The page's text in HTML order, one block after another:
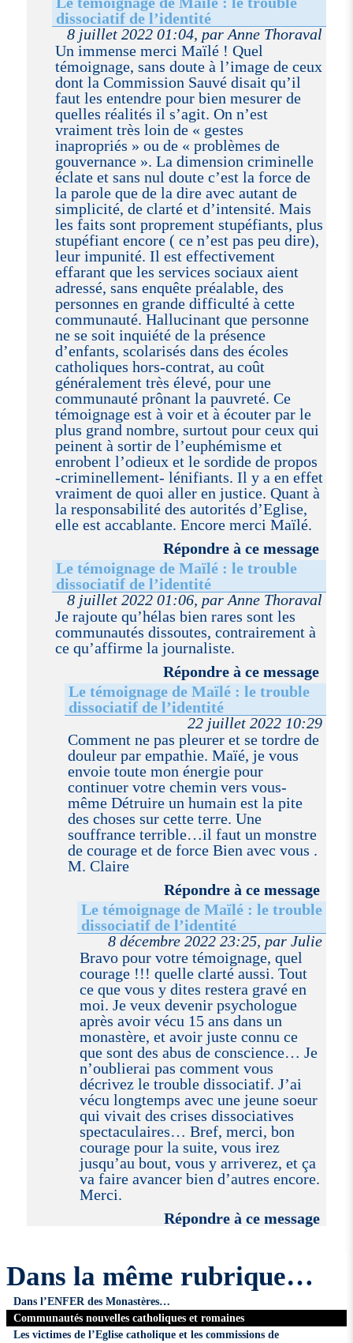
dissociatif de l’identité
8 juillet 2022 01:04, par Anne Thoraval
Un immense merci Maïlé ! Quel
témoignage, sans doute à l’image de ceux
dont la Commission Sauvé disait qu’il
faut les entendre pour bien mesurer de
quelles réalités il s’agit. On n’est
vraiment très loin de « gestes
inapropriés » ou de « problèmes de
gouvernance ». La dimension criminelle
éclate et sans nul doute c’est la force de
la parole que de la dire avec autant de
simplicité, de clarté et d’intensité. Mais
les faits sont proprement stupéfiants, plus
stupéfiant encore ( ce n’est pas peu dire),
leur impunité. Il est effectivement
effarant que les services sociaux aient
adressé, sans enquête préalable, des
personnes en grande difficulté à cette
communauté. Hallucinant que personne
ne se soit inquiété de la présence
d’enfants, scolarisés dans des écoles
catholiques hors-contrat, au coût
généralement très élevé, pour une
communauté prônant la pauvreté. Ce
témoignage est à voir et à écouter par le
plus grand nombre, surtout pour ceux qui
peinent à sortir de l’euphémisme et
enrobent l’odieux et le sordide de propos
-criminellement- lénifiants. Il y a en effet
vraiment de quoi aller en justice. Quant à
la responsabilité des autorités d’Eglise,
elle est accablante. Encore merci Maïlé.
Répondre à ce message
Le témoignage de Maïlé : le trouble
dissociatif de l’identité
8 juillet 2022 01:06, par Anne Thoraval
Je rajoute qu’hélas bien rares sont les
communautés dissoutes, contrairement à
ce qu’affirme la journaliste.
Répondre à ce message
Le témoignage de Maïlé : le trouble
dissociatif de l’identité
22 juillet 2022 10:29
Comment ne pas pleurer et se tordre de
douleur par empathie. Maïé, je vous
envoie toute mon énergie pour
continuer votre chemin vers vous-
même Détruire un humain est la pite
des choses sur cette terre. Une
souffrance terrible…il faut un monstre
de courage et de force Bien avec vous .
M. Claire
Répondre à ce message
Le témoignage de Maïlé : le trouble
dissociatif de l’identité
8 décembre 2022 23:25, par Julie
Bravo pour votre témoignage, quel
courage !!! quelle clarté aussi. Tout
ce que vous y dites restera gravé en
moi. Je veux devenir psychologue
après avoir vécu 15 ans dans un
monastère, et avoir juste connu ce
que sont des abus de conscience… Je
n’oublierai pas comment vous
décrivez le trouble dissociatif. J’ai
vécu longtemps avec une jeune soeur
qui vivait des crises dissociatives
spectaculaires… Bref, merci, bon
courage pour la suite, vous irez
jusqu’au bout, vous y arriverez, et ça
va faire avancer bien d’autres encore.
Merci.
Répondre à ce message
Dans la même rubrique…
Dans l’ENFER des Monastères…
Communautés nouvelles catholiques et romaines
Les victimes de l’Eglise catholique et les commissions de